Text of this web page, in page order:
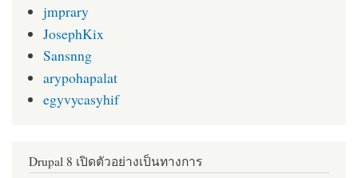
jmprary
JosephKix
Sansnng
arypohapalat
egyvycasyhif
Drupal 8 เปิดตัวอย่างเป็นทางการ